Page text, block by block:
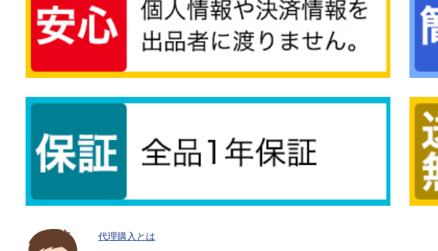
代理購入とは